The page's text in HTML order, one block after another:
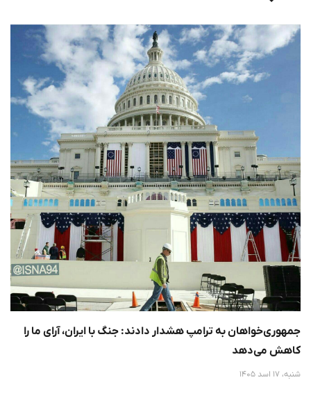
جمهوری‌خواهان به ترامپ هشدار دادند: جنگ با ایران، آرای ما را
کاهش می‌دهد
شنبه، 17 اسد 1405